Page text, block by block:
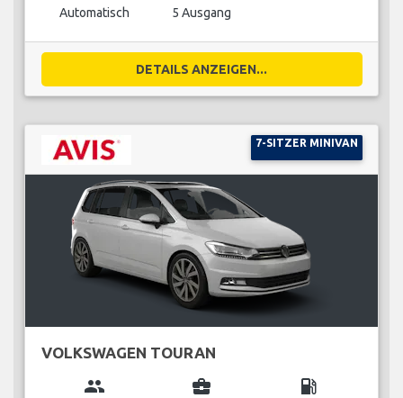
Automatisch 5 Ausgang
DETAILS ANZEIGEN...
7-SITZER MINIVAN
VOLKSWAGEN TOURAN
group business_center local_gas_station